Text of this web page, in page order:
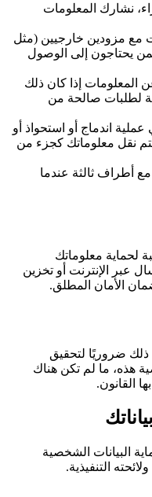
نشارك المعلومات
مع مزودين خارجيين (مثل
يحتاجون إلى الوصول
المعلومات إذا كان ذلك
لطلبات صالحة من
اندماج أو استحواذ أو
نقل معلوماتك كجزء من
أطراف ثالثة عندما
لحماية معلوماتك
عبر الإنترنت أو تخزين
ضروريًا لتحقيق
هذه، ما لم تكن هناك
القانون.
البيانات الشخصية